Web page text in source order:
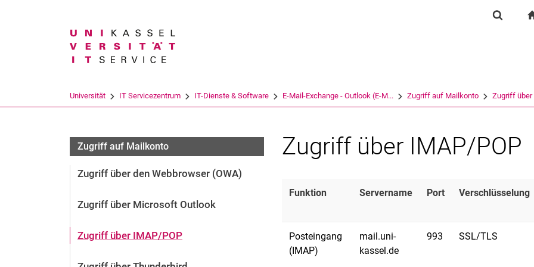
Springe direkt zu: Inhalt
Springe direkt zu: Suche
Springe direkt zu:
Universität IT Servicezentrum IT-Dienste & Software E-Mail-Exchange - Outlook (E-M... Zugriff auf Mailkonto Zugriff über
Zugriff auf Mailkonto
Zugriff über den Webbrowser (OWA)
Zugriff über Microsoft Outlook
Zugriff über IMAP/POP
Zugriff über IMAP/POP
Funktion Servername Port Verschlüsselung
Posteingang
(IMAP)
mail.uni-
kassel.de
993 SSL/TLS